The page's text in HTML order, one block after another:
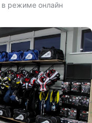
режиме онлайн